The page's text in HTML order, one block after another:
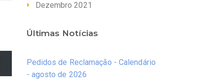
Dezembro 2021
Últimas Notícias
Pedidos de Reclamação - Calendário
- agosto de 2026